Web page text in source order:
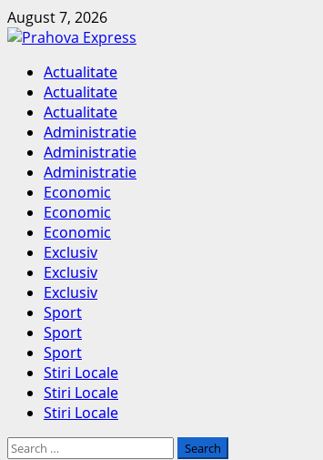
Skip
to
August 7, 2026
Primary
Menu
Actualitate
Actualitate
Actualitate
Administratie
Administratie
Administratie
Economic
Economic
Economic
Exclusiv
Exclusiv
Exclusiv
Sport
Sport
Sport
Stiri Locale
Stiri Locale
Stiri Locale
Search